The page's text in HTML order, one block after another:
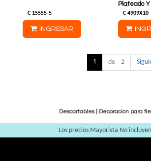
C 15555-5
INGRESAR
Plateado
C 4909X10
1 de 2
Descartables| Decoracion para
Los precios Mayorista No